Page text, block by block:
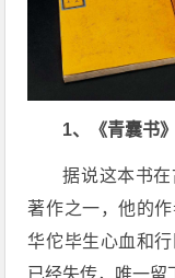
1、《青囊书》
据说这本书
著作之一，他的
华佗毕生心血和
已经失传，唯一留